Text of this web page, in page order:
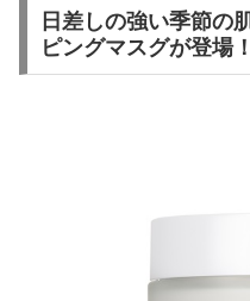
日差しの強い季節の
ピングマスグが登場！